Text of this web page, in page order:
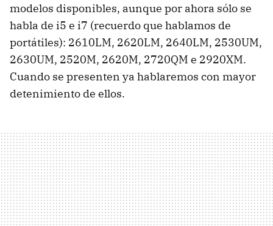
modelos disponibles, aunque por ahora sólo se
habla de i5 e i7 (recuerdo que hablamos de
portátiles): 2610LM, 2620LM, 2640LM, 2530UM,
2630UM, 2520M, 2620M, 2720QM e 2920XM.
Cuando se presenten ya hablaremos con mayor
detenimiento de ellos.